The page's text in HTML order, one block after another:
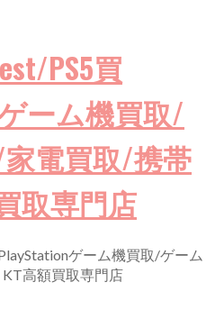
PS5買
ーム機買取/
電買取/携帯
取専門店
ゲーム機買取/ゲーム
高額買取専門店